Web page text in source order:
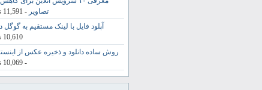
تصاویر - 11,591 views
آپلود فایل با لینک مستقیم به گوگل
10,610 views
روش ساده دانلود و ذخیره عکس از
- 10,069 views